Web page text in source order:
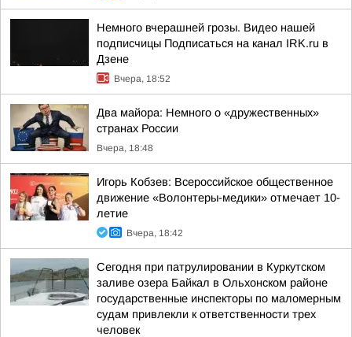
Немного вчерашней грозы. Видео нашей
подписчицы Подписаться на канал IRK.ru в
Дзене
Вчера, 18:52
Два майора: Немного о «дружественных»
странах России
Вчера, 18:48
Игорь Кобзев: Всероссийское общественное
движение «Волонтеры-медики» отмечает 10-
летие
Вчера, 18:42
Сегодня при патрулировании в Куркутском
заливе озера Байкал в Ольхонском районе
государственные инспекторы по маломерным
судам привлекли к ответственности трех
человек